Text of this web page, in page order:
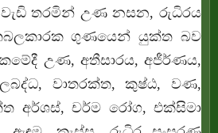
තරමින් උණ නසන, රුධිරය
ගුණයෙන් යුක්ත බව
උණ, අතීසාරය, අජීර්ණය,
වාතරක්ත, කුෂ්ඨ, වණ,
අර්ශස්, චර්ම රෝග, එක්සිමා